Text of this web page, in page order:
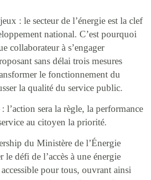
: le secteur de l’énergie est la clef
national. C’est pourquoi
collaborateur à s’engager
sans délai trois mesures
le fonctionnement du
la qualité du service public.
l’action sera la règle, la performance
au citoyen la priorité.
du Ministère de l’Énergie
le défi de l’accès à une énergie
pour tous, ouvrant ainsi